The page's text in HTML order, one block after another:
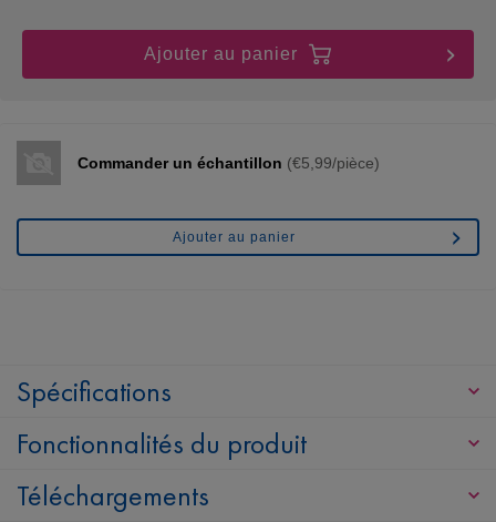
Ajouter au panier
Commander un échantillon (€5,99/pièce)
Ajouter au panier
Spécifications
Fonctionnalités du produit
Téléchargements